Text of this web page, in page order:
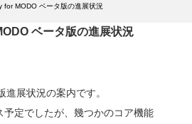
for MODO ベータ版の進展状況
ベータ版の進展状況
展状況の案内です。
予定でしたが、幾つかのコア機能